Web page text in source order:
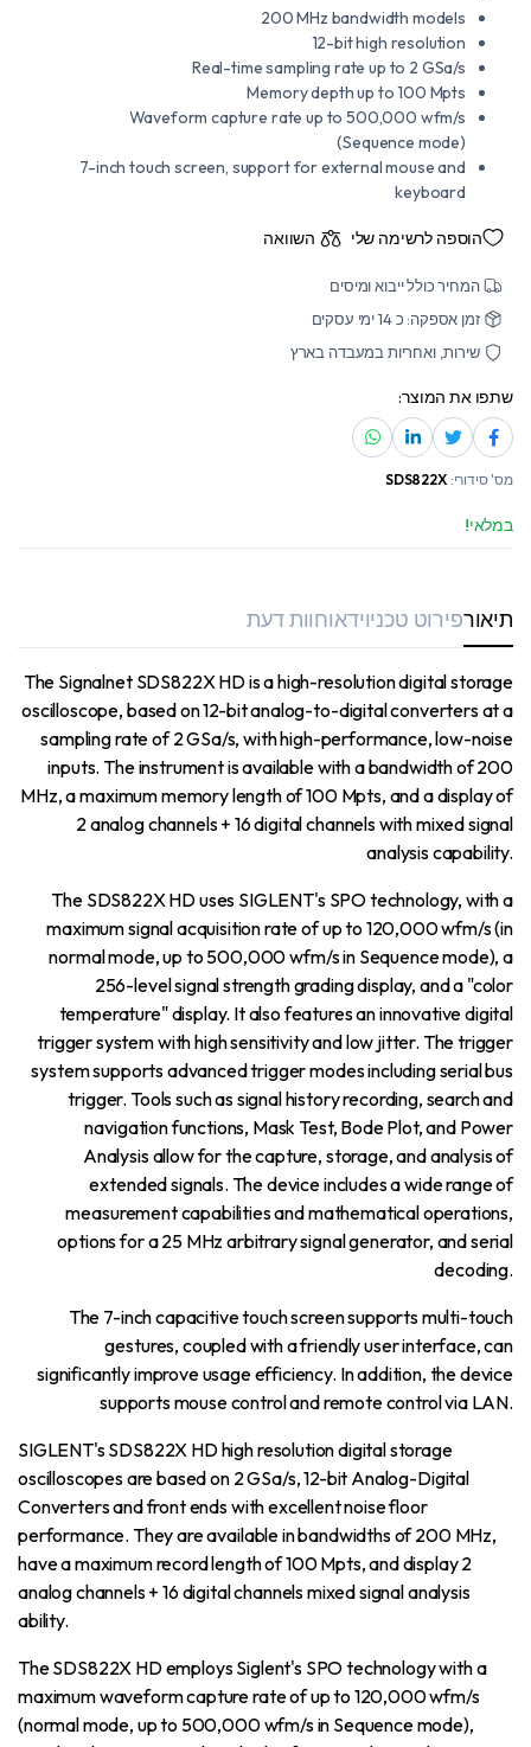
200 MHz bandwidth models
12-bit high resolution
Real-time sampling rate up to 2 GSa/s
Memory depth up to 100 Mpts
Waveform capture rate up to 500,000 wfm/s
(Sequence mode)
7-inch touch screen, support for external mouse and
keyboard
הוספה לרשימה שלי השוואה
המחיר כולל ייבוא ומיסים
זמן אספקה: כ 14 ימי עסקים
שירות, ואחריות במעבדה בארץ
שתפו את המוצר:
מס' סידורי: SDS822X
במלאי!
תיאורפירוט טכניוידאוחוות דעת
The Signalnet SDS822X HD is a high-resolution digital storage
oscilloscope, based on 12-bit analog-to-digital converters at a
sampling rate of 2 GSa/s, with high-performance, low-noise
inputs. The instrument is available with a bandwidth of 200
MHz, a maximum memory length of 100 Mpts, and a display of
2 analog channels + 16 digital channels with mixed signal
analysis capability.
The SDS822X HD uses SIGLENT's SPO technology, with a
maximum signal acquisition rate of up to 120,000 wfm/s (in
normal mode, up to 500,000 wfm/s in Sequence mode), a
256-level signal strength grading display, and a "color
temperature" display. It also features an innovative digital
trigger system with high sensitivity and low jitter. The trigger
system supports advanced trigger modes including serial bus
trigger. Tools such as signal history recording, search and
navigation functions, Mask Test, Bode Plot, and Power
Analysis allow for the capture, storage, and analysis of
extended signals. The device includes a wide range of
measurement capabilities and mathematical operations,
options for a 25 MHz arbitrary signal generator, and serial
decoding.
The 7-inch capacitive touch screen supports multi-touch
gestures, coupled with a friendly user interface, can
significantly improve usage efficiency. In addition, the device
supports mouse control and remote control via LAN.
SIGLENT's SDS822X HD high resolution digital storage
oscilloscopes are based on 2 GSa/s, 12-bit Analog-Digital
Converters and front ends with excellent noise floor
performance. They are available in bandwidths of 200 MHz,
have a maximum record length of 100 Mpts, and display 2
analog channels + 16 digital channels mixed signal analysis
ability.
The SDS822X HD employs Siglent's SPO technology with a
maximum waveform capture rate of up to 120,000 wfm/s
(normal mode, up to 500,000 wfm/s in Sequence mode),